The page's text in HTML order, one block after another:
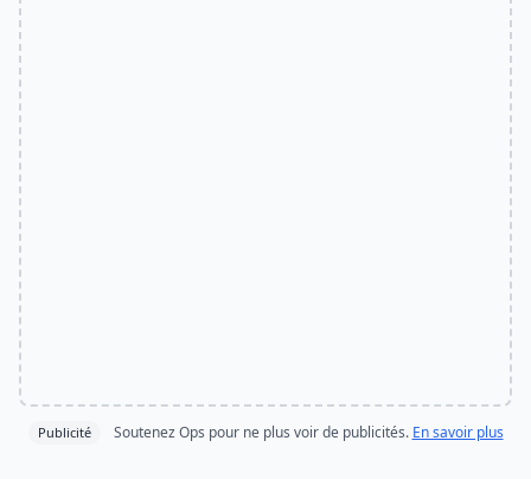
Publicité Soutenez Ops pour ne plus voir de publicités. En savoir plus